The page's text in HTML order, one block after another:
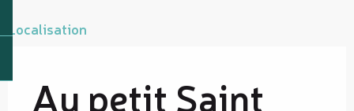
Localisation
Au petit Saint